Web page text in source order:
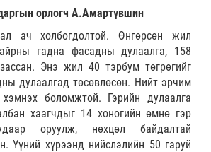
орлогч А.Амартүвшин
ач холбогдолтой. Өнгөрсөн жил
гадна фасадны дулаалга, 158
Энэ жил 40 тэрбум төгрөгийг
дулаалгад төсөвлөсөн. Нийт эрчим
боломжтой. Гэрийн дулаалга
хаагчдыг 14 хоногийн өмнө гэр
оруулж, нөхцөл байдалтай
Үүний хүрээнд нийслэлийн 50 гаруй